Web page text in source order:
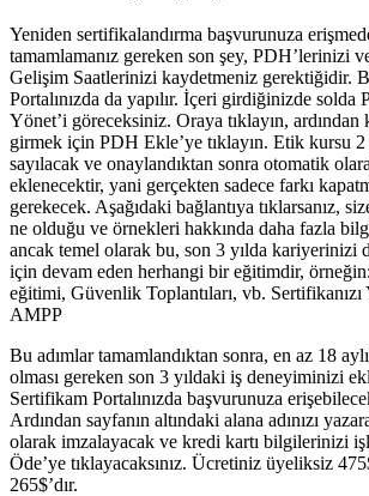
Yeniden sertifikalandırma başvurunuza
tamamlamanız gereken son şey, PDH’lerinizi
Gelişim Saatlerinizi kaydetmeniz gerektiğidir.
Portalınızda da yapılır. İçeri girdiğinizde solda
Yönet’i göreceksiniz. Oraya tıklayın, ardından
girmek için PDH Ekle’ye tıklayın. Etik kursu
sayılacak ve onaylandıktan sonra otomatik
eklenecektir, yani gerçekten sadece farkı
gerekecek. Aşağıdaki bağlantıya tıklarsanız,
ne olduğu ve örnekleri hakkında daha fazla
ancak temel olarak bu, son 3 yılda kariyerinizi
için devam eden herhangi bir eğitimdir,
eğitimi, Güvenlik Toplantıları, vb.
AMPP
Bu adımlar tamamlandıktan sonra, en az 18
olması gereken son 3 yıldaki iş deneyiminizi
Sertifikam Portalınızda başvurunuza
Ardından sayfanın altındaki alana adınızı
olarak imzalayacak ve kredi kartı bilgilerinizi
Öde’ye tıklayacaksınız. Ücretiniz üyeliksiz
265$’dır.